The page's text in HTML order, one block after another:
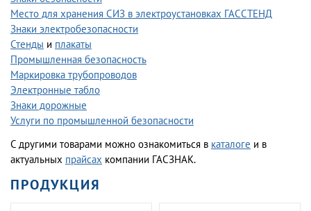
Место для хранения СИЗ в электроустановках ГАССТЕНД
Знаки электробезопасности
Стенды и плакаты
Промышленная безопасность
Маркировка трубопроводов
Электронные табло
Знаки дорожные
Услуги по промышленной безопасности
С другими товарами можно ознакомиться в каталоге и в
актуальных прайсах компании ГАСЗНАК.
ПРОДУКЦИЯ